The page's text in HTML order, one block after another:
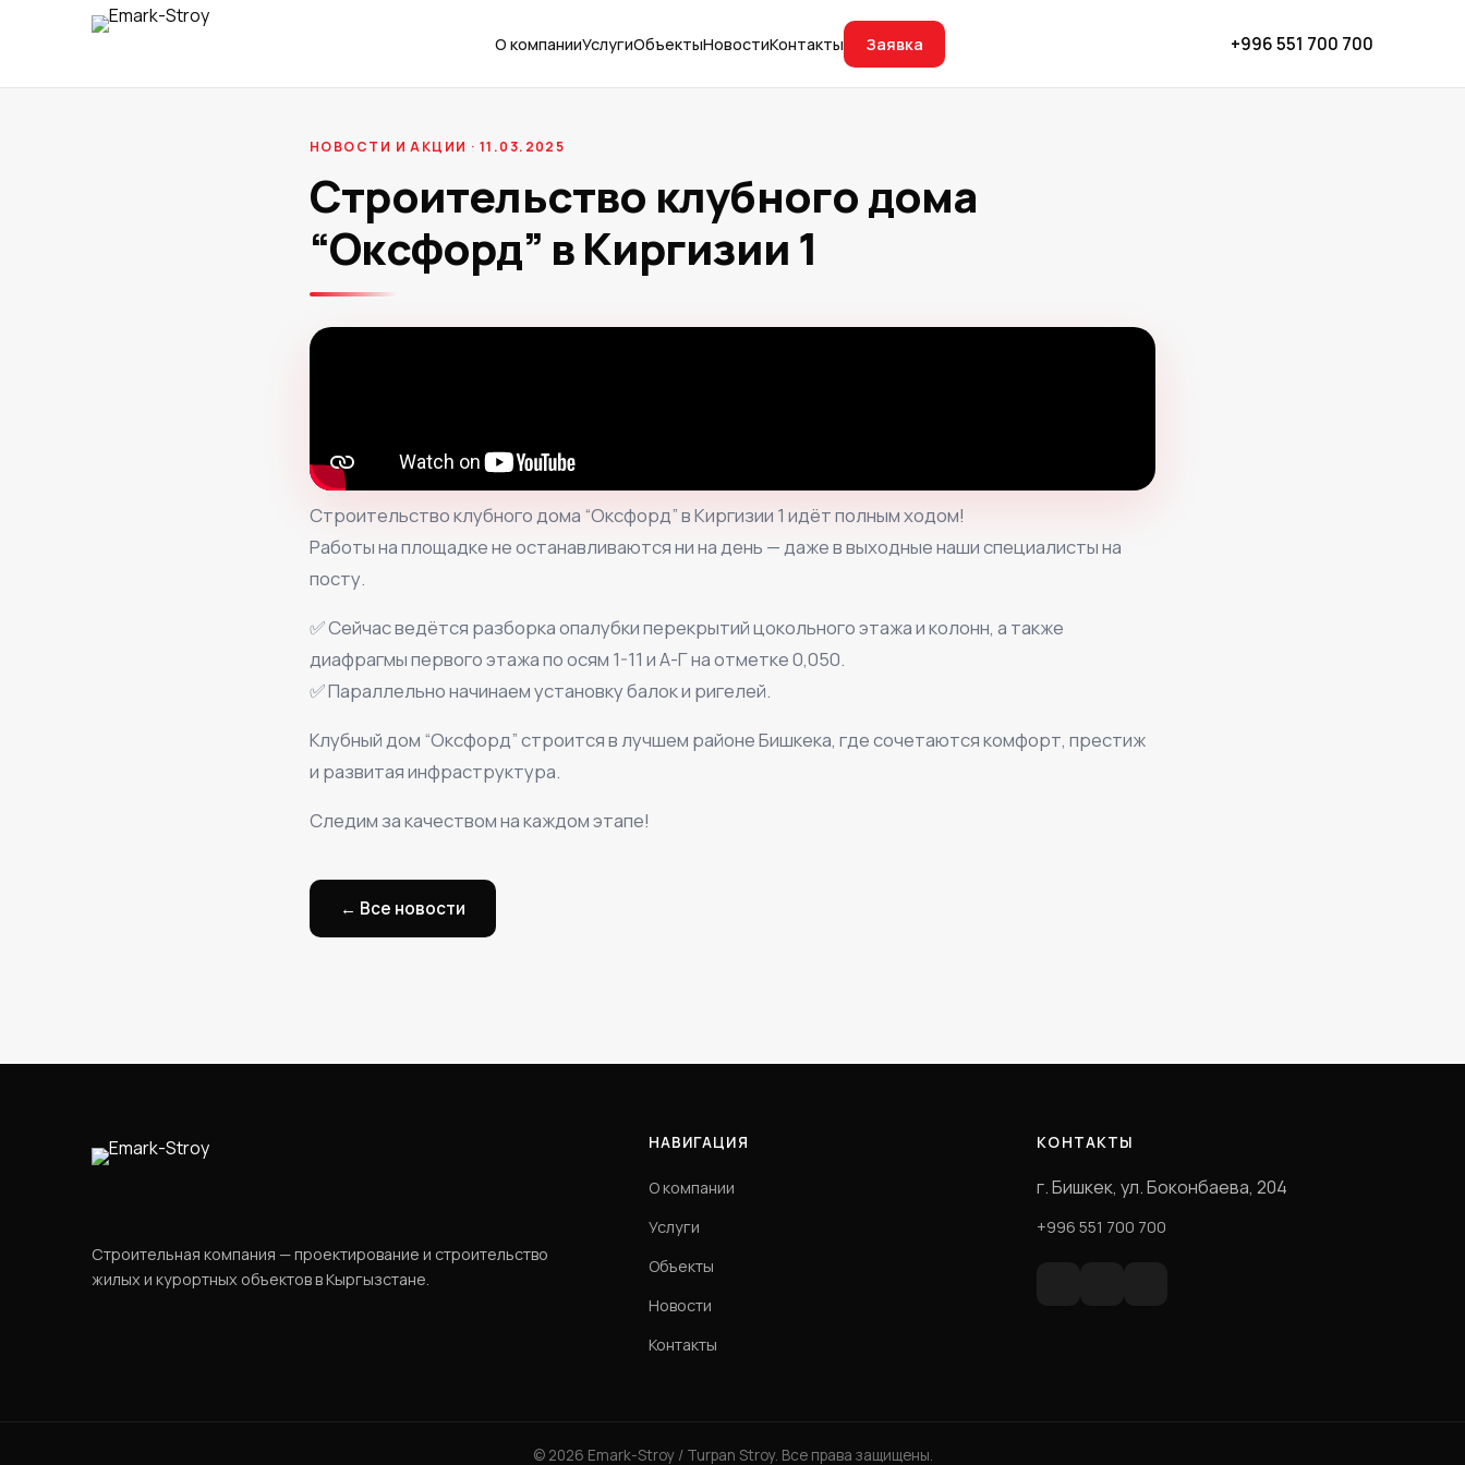
О компанииУслугиОбъектыНовостиКонтакты Заявка +996 551 700 700
НОВОСТИ И АКЦИИ · 11.03.2025
Строительство клубного дома
“Оксфорд” в Киргизии 1
Строительство клубного дома “Оксфорд” в Киргизии 1 идёт полным ходом!
Работы на площадке не останавливаются ни на день — даже в выходные наши специалисты на
посту.
✅ Сейчас ведётся разборка опалубки перекрытий цокольного этажа и колонн, а также
диафрагмы первого этажа по осям 1-11 и А-Г на отметке 0,050.
✅ Параллельно начинаем установку балок и ригелей.
Клубный дом “Оксфорд” строится в лучшем районе Бишкека, где сочетаются комфорт, престиж
и развитая инфраструктура.
Следим за качеством на каждом этапе!
← Все новости
Строительная компания — проектирование и строительство
жилых и курортных объектов в Кыргызстане.
НАВИГАЦИЯ
О компании
Услуги
Объекты
Новости
Контакты
КОНТАКТЫ
г. Бишкек, ул. Боконбаева, 204
+996 551 700 700
© 2026 Emark-Stroy / Turpan Stroy. Все права защищены.